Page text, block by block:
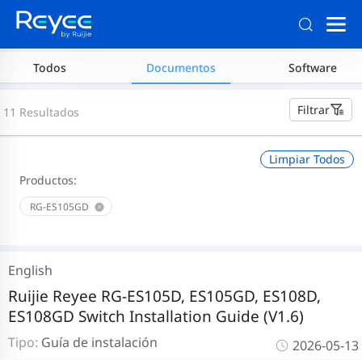
Todos Documentos Software
Filtrar
11 Resultados
Productos:
RG-ES105GD
Limpiar Todos
Tipo: Guía de instalación
Ruijie Reyee RG-ES105D, ES105GD, ES108D,
ES108GD Switch Installation Guide (V1.6)
English
2026-05-13